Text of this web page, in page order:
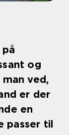
og
ved,
er der
en
passer til